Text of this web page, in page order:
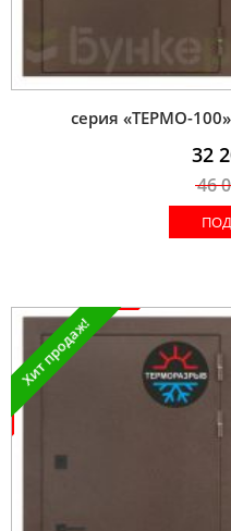
серия «ТЕРМО-
32
46
Акция !
Хит продаж!